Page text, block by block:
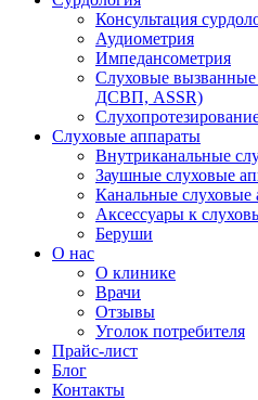
Консультация
Аудиометрия
Импедансометрия
Слуховые
ДСВП, ASSR)
Слуховые аппараты
Внутриканальные
Заушные слуховые
Канальные слуховые
Аксессуары к
Беруши
О нас
О клинике
Врачи
Отзывы
Уголок потребителя
Прайс-лист
Блог
Контакты